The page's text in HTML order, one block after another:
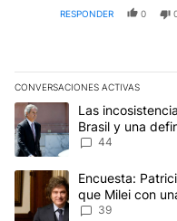
RESPONDER 0
CONVERSACIONES ACTIVAS
Este listado muestra los
Un artículo de tendencia
Las
Brasil y una
concepto
44
Un artículo de tendencia
Encuesta:
que Milei con
negativa
39